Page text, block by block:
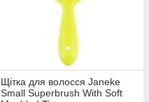
Щітка для волосся Janeke
Small Superbrush With Soft